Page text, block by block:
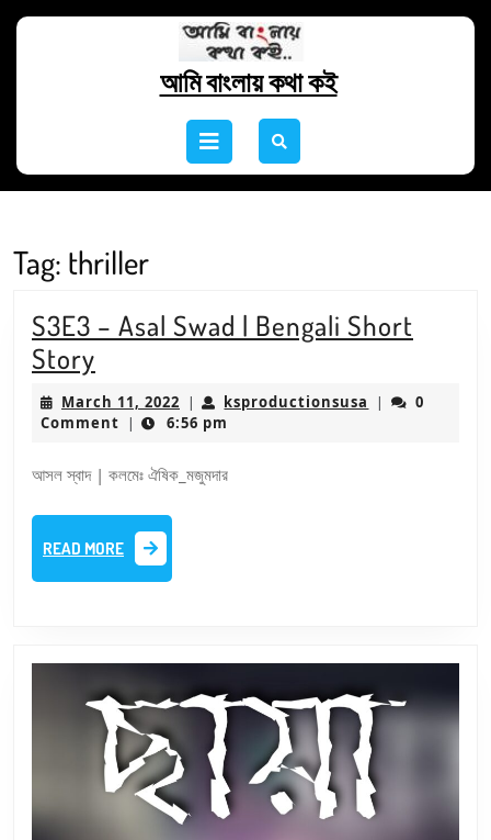
Skip
আমি বাংলায় কথা কই
Open
Button
Tag: thriller
S3E3 – Asal Swad | Bengali Short
Story
–
Asal
|
Bengali
Short
Story
March 11, 2022 March
11,
| ksproductionsusa |
0
Comment | 6:56 pm
আসল স্বাদ | কলমেঃ ঐষিক_মজুমদার
READ MORE
READ
MORE